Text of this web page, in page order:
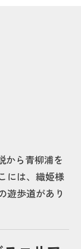
から青柳浦を
には、織姫様
遊歩道があり